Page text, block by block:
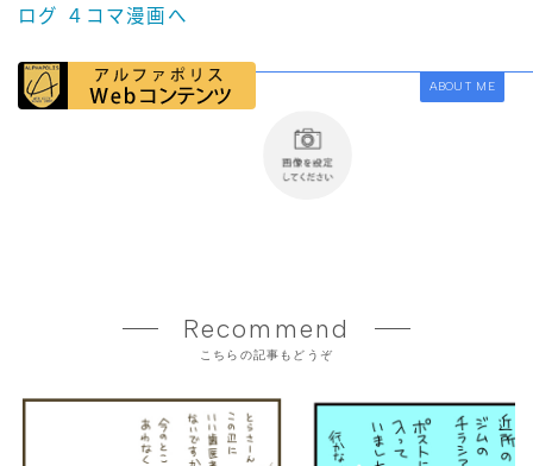
ABOUT ME
Recommend
こちらの記事もどうぞ